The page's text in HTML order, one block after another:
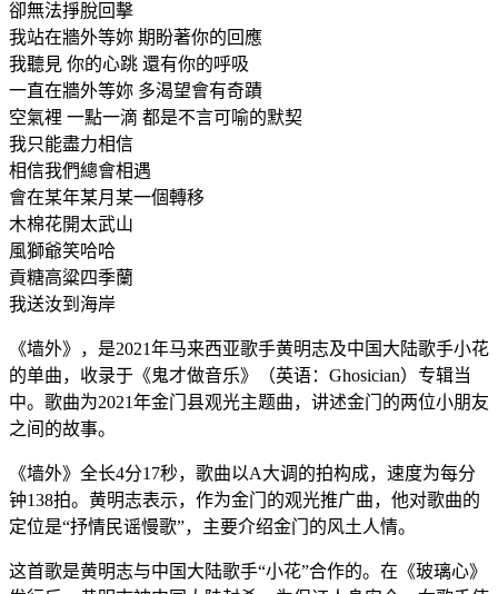
卻無法掙脫回擊
我站在牆外等妳 期盼著你的回應
我聽見 你的心跳 還有你的呼吸
一直在牆外等妳 多渴望會有奇蹟
空氣裡 一點一滴 都是不言可喻的默契
我只能盡力相信
相信我們總會相遇
會在某年某月某一個轉移
木棉花開太武山
風獅爺笑哈哈
貢糖高粱四季蘭
我送汝到海岸
《墙外》，是2021年马来西亚歌手黄明志及中国大陆歌手小花
的单曲，收录于《鬼才做音乐》（英语：Ghosician）专辑当
中。歌曲为2021年金门县观光主题曲，讲述金门的两位小朋友
之间的故事。
《墙外》全长4分17秒，歌曲以A大调的拍构成，速度为每分
钟138拍。黄明志表示，作为金门的观光推广曲，他对歌曲的
定位是“抒情民谣慢歌”，主要介绍金门的风土人情。
这首歌是黄明志与中国大陆歌手“小花”合作的。在《玻璃心》